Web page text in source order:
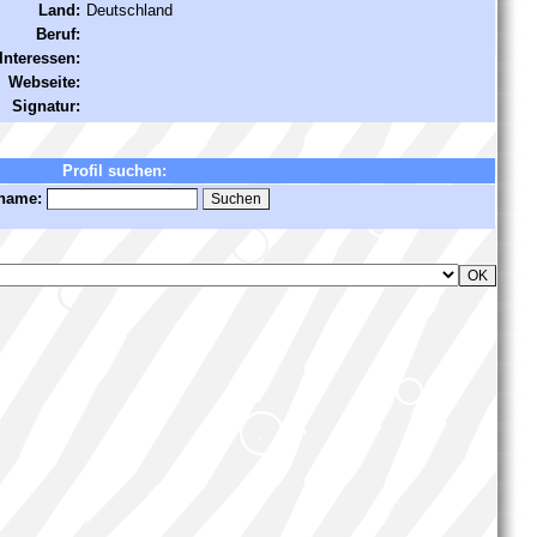
Land: Deutschland
Beruf:
Interessen:
Webseite:
Signatur:
Profil suchen: